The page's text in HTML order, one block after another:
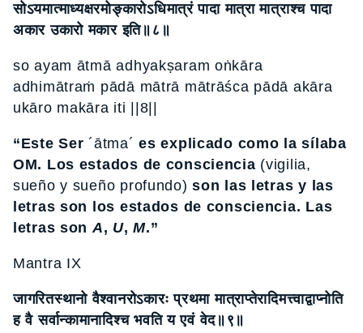
सोऽयमात्माध्यक्षरमोङ्कारोऽधिमात्रं पादा मात्रा मात्राश्च पादा
अकार उकारो मकार इति॥८॥
so ayam ātmā adhyakṣaram oṅkāra
adhimātraṁ pādā mātrā mātrāśca pādā akāra
ukāro makāra iti ||8||
“Este Ser´ātma´ es explicado como la sílaba
OM. Los estados de consciencia (vigilia,
sueño y sueño profundo) son las letras y las
letras son los estados de consciencia. Las
letras sonA, U,M.”
Mantra IX
जागरितस्थानो वैश्वानरोऽकारः प्रथमा मात्राप्तेरादिमत्त्वाद्वाप्नोति
ह वै सर्वान्कामानादिश्च भवति य एवं वेद॥९॥